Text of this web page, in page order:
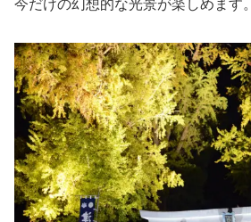
今だけの幻想的な光景が楽しめます。